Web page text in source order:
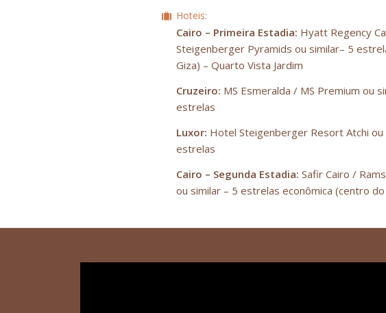
Hoteis:
Cairo – Primeira Estadia: Hyatt Regency
Steigenberger Pyramids ou similar– 5
Giza) – Quarto Vista Jardim
Cruzeiro: MS Esmeralda / MS Premium ou
estrelas
Luxor: Hotel Steigenberger Resort Atchi ou
estrelas
Cairo – Segunda Estadia: Safir Cairo /
ou similar – 5 estrelas econômica (centro do